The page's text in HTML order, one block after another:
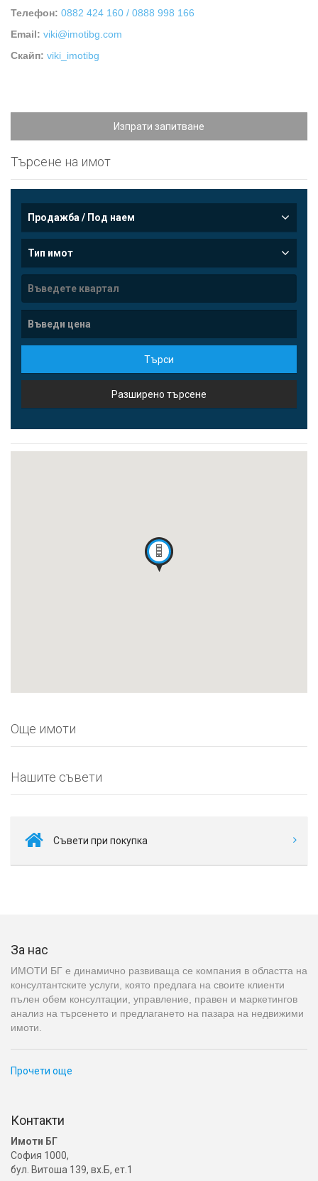
Телефон: 0882 424 160 / 0888 998 166
Email: viki@imotibg.com
Скайп: viki_imotibg
Изпрати запитване
Търсене на имот
Продажба / Под наем
Тип имот
Търси
Разширено търсене
Още имоти
Нашите съвети
Съвети при покупка
За нас
ИМОТИ БГ е динамично развиваща се компания в областта на
консултантските услуги, която предлага на своите клиенти
пълен обем консултации, управление, правен и маркетингов
анализ на търсенето и предлагането на пазара на недвижими
имоти.
Прочети още
Контакти
Имоти БГ
София 1000,
бул. Витоша 139, вх.Б, ет.1